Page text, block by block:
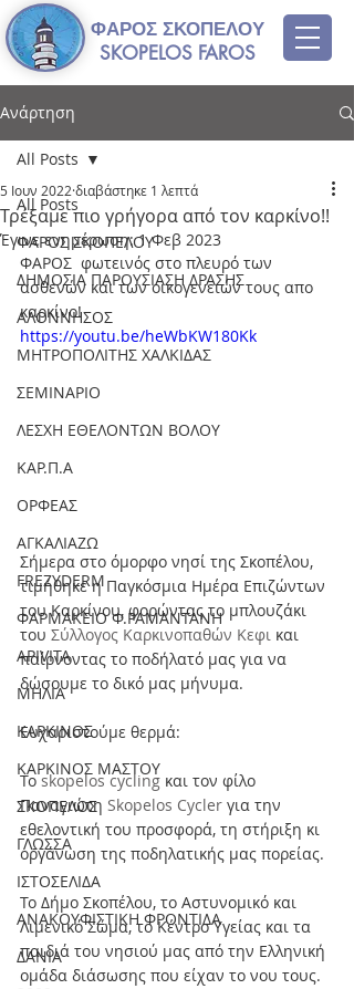
ΦΑΡΟΣ ΣΚΟΠΕΛΟΥ
SKOPELOS FAROS
Ανάρτηση
All Posts
ΦΑΡΟΣ ΣΚΟΠΕΛΟΥ
ΔΗΜΟΣΙΑ ΠΑΡΟΥΣΙΑΣΗ ΔΡΑΣΗΣ
ΑΛΟΝΝΗΣΟΣ
ΜΗΤΡΟΠΟΛΙΤΗΣ ΧΑΛΚΙΔΑΣ
ΣΕΜΙΝΑΡΙΟ
ΛΕΣΧΗ ΕΘΕΛΟΝΤΩΝ ΒΟΛΟΥ
ΚΑΡ.Π.Α
ΟΡΦΕΑΣ
ΑΓΚΑΛΙΑΖΩ
FREZYDERM
ΦΑΡΜΑΚΕΙΟ Φ.ΡΑΜΑΝΤΑΝΗ
APIVITA
ΜΗΛΙΑ
ΚΑΡΚΙΝΟΣ
ΚΑΡΚΙΝΟΣ ΜΑΣΤΟΥ
ΣΚΟΠΕΛΟΣ
ΓΛΩΣΣΑ
ΙΣΤΟΣΕΛΙΔΑ
ΑΝΑΚΟΥΦΙΣΤΙΚΗ ΦΡΟΝΤΙΔΑ
ΔΑΝΙΑ
All Posts
Τρέξαμε πιο γρήγορα από τον καρκίνο!!
5 Ιουν 2022 διαβάστηκε 1 λεπτά
Έγινε ενημέρωση:1 Φεβ 2023
ΦΑΡΟΣ  φωτεινός στο πλευρό των
ασθενών και των οικογενειών τους απο
καρκίνο!
https://youtu.be/heWbKW180Kk
Σήμερα στο όμορφο νησί της Σκοπέλου,
τιμήθηκε η Παγκόσμια Ημέρα Επιζώντων
του Καρκίνου, φορώντας το μπλουζάκι
του Σύλλογος Καρκινοπαθών Κεφι και
παίρνοντας το ποδήλατό μας για να
δώσουμε το δικό μας μήνυμα.
Ευχαριστούμε θερμά:
Το skopelos cycling και τον φίλο
Παναγιώτη Skopelos Cycler για την
εθελοντική του προσφορά, τη στήριξη κι
οργάνωση της ποδηλατικής μας πορείας.
Το Δήμο Σκοπέλου, το Αστυνομικό και
Λιμενικό Σώμα, το Κέντρο Υγείας και τα
παιδιά του νησιού μας από την Ελληνική
ομάδα διάσωσης που είχαν το νου τους.